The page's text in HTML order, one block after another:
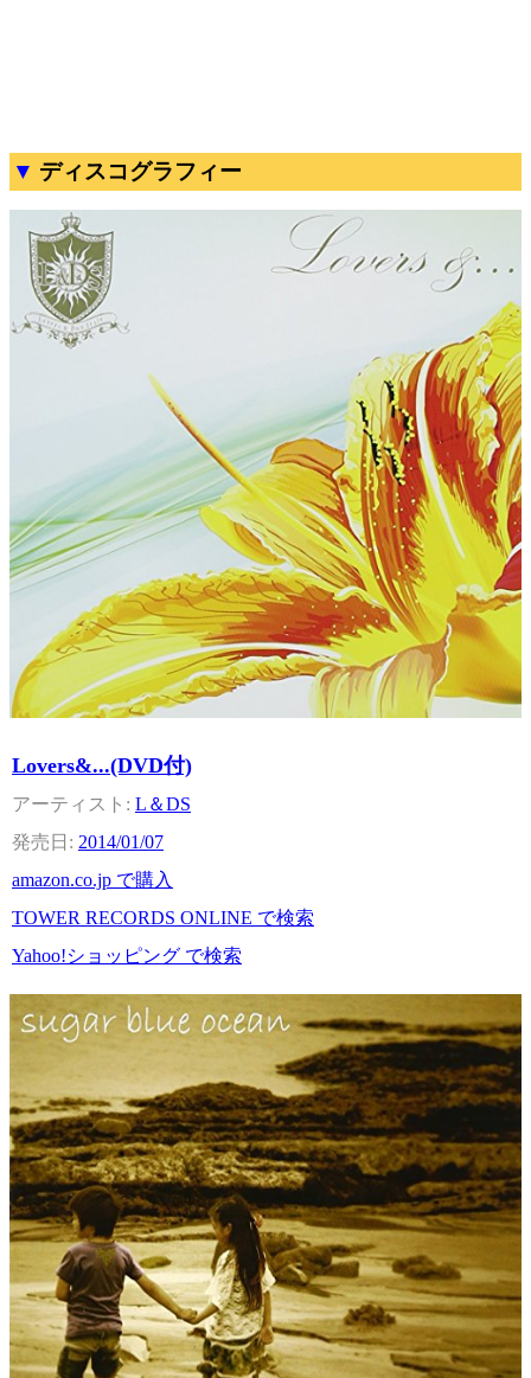
ディスコグラフィー
Lovers&...(DVD付)
L＆DS
2014/01/07
amazon.co.jp で購入
TOWER RECORDS ONLINE で検索
Yahoo!ショッピング で検索